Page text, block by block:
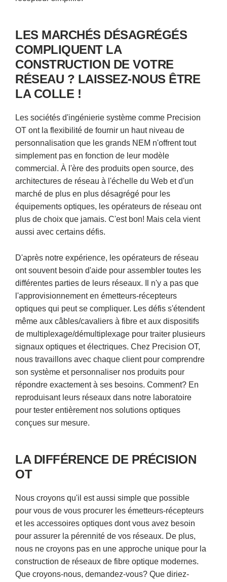
LES MARCHÉS DÉSAGRÉGÉS
COMPLIQUENT LA
CONSTRUCTION DE VOTRE
RÉSEAU ? LAISSEZ-NOUS ÊTRE
LA COLLE !
Les sociétés d'ingénierie système comme Precision
OT ont la flexibilité de fournir un haut niveau de
personnalisation que les grands NEM n'offrent tout
simplement pas en fonction de leur modèle
commercial. À l'ère des produits open source, des
architectures de réseau à l'échelle du Web et d'un
marché de plus en plus désagrégé pour les
équipements optiques, les opérateurs de réseau ont
plus de choix que jamais. C'est bon! Mais cela vient
aussi avec certains défis.
D'après notre expérience, les opérateurs de réseau
ont souvent besoin d'aide pour assembler toutes les
différentes parties de leurs réseaux. Il n'y a pas que
l'approvisionnement en émetteurs-récepteurs
optiques qui peut se compliquer. Les défis s'étendent
même aux câbles/cavaliers à fibre et aux dispositifs
de multiplexage/démultiplexage pour traiter plusieurs
signaux optiques et électriques. Chez Precision OT,
nous travaillons avec chaque client pour comprendre
son système et personnaliser nos produits pour
répondre exactement à ses besoins. Comment? En
reproduisant leurs réseaux dans notre laboratoire
pour tester entièrement nos solutions optiques
conçues sur mesure.
LA DIFFÉRENCE DE PRÉCISION
OT
Nous croyons qu'il est aussi simple que possible
pour vous de vous procurer les émetteurs-récepteurs
et les accessoires optiques dont vous avez besoin
pour assurer la pérennité de vos réseaux. De plus,
nous ne croyons pas en une approche unique pour la
construction de réseaux de fibre optique modernes.
Que croyons-nous, demandez-vous? Que diriez-